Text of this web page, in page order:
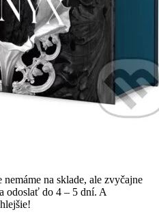
na sklade, ale zvyčajne
odoslať do 4 – 5 dní. A